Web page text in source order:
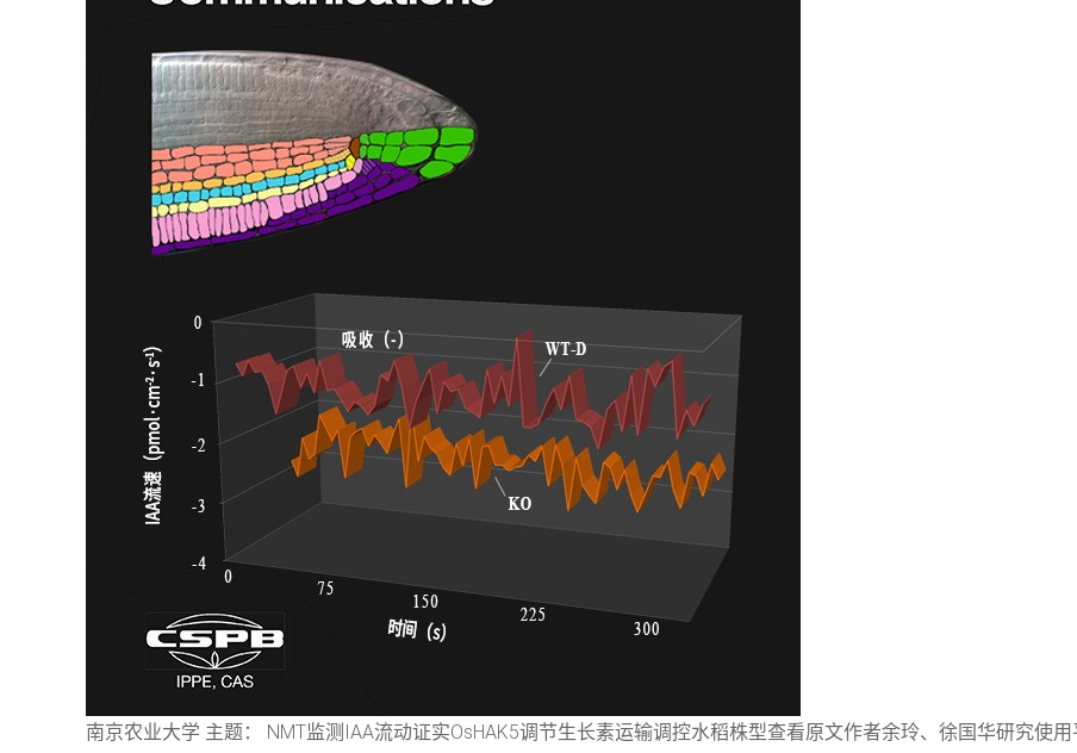
南京农业大学 主题： NMT监测IAA流动证实OsHAK5调节生长素运输调控水稻株型查看原文作者余玲、徐国华研究使